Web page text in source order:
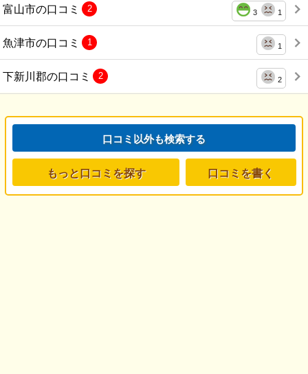
富山市の口コミ 3 1
2
魚津市の口コミ 1
1
下新川郡の口コミ 2
2
口コミ以外も検索する
もっと口コミを探す 口コミを書く